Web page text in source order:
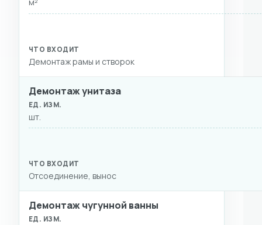
м²
Демонтаж рамы и створок
Демонтаж унитаза
шт.
Отсоединение, вынос
Демонтаж чугунной ванны